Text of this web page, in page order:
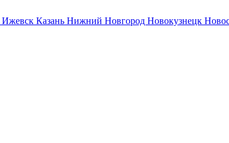
Ижевск Казань Нижний Новгород Новокузнецк